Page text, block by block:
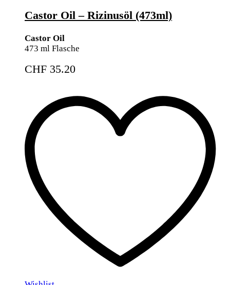
Castor Oil – Rizinusöl (473ml)
Castor Oil
473 ml Flasche
CHF 35.20